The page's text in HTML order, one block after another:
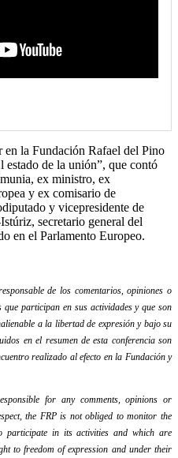
la Fundación Rafael del Pino
de la unión”, que contó
ex ministro, ex
y ex comisario de
y vicepresidente de
secretario general del
en el Parlamento Europeo.
de los comentarios, opiniones o
participan en sus actividades y que son
a la libertad de expresión y bajo su
en el resumen de esta conferencia son
realizado al efecto en la Fundación y
for any comments, opinions or
the FRP is not obliged to monitor the
participate in its activities and which are
to freedom of expression and under their